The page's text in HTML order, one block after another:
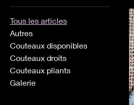
Tous les articles
Autres
Couteaux disponibles
Couteaux droits
Couteaux pliants
Galerie